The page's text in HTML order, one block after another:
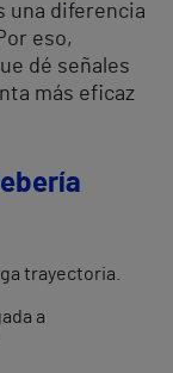
una diferencia
eso,
dé señales
más eficaz
trayectoria.
a